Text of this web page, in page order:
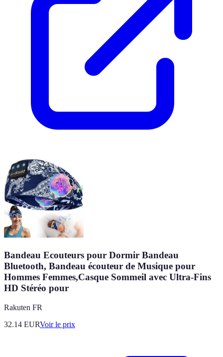
Bandeau Ecouteurs pour Dormir Bandeau
Bluetooth, Bandeau écouteur de Musique pour
Hommes Femmes,Casque Sommeil avec Ultra-Fins
HD Stéréo pour
Rakuten FR
32.14 EURVoir le prix